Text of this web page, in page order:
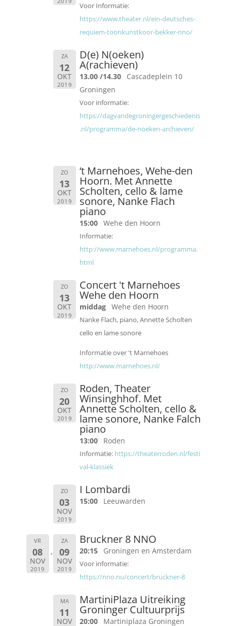
Voor Informatie:
https://www.theater.nl/ein-deutsches-
requiem-toonkunstkoor-bekker-nno/
ZA
12
OKT
2019
D(e) N(oeken)
A(rachieven)
13.00 /14.30
Cascadeplein 10
Groningen
Voor informatie:
https://dagvandegroningergeschiedenis
.nl/programma/de-noeken-archieven/
ZO
13
OKT
2019
‘t Marnehoes, Wehe-den
Hoorn. Met Annette
Scholten, cello & lame
sonore, Nanke Flach
piano
15:00 Wehe den Hoorn
Informatie:
http://www.marnehoes.nl/programma.
html
ZO
13
OKT
2019
Concert 't Marnehoes
Wehe den Hoorn
middag Wehe den Hoorn
Nanke Flach, piano, Annette Scholten
cello en lame sonore
Informatie over 't Marnehoes
http://www.marnehoes.nl/
ZO
20
OKT
2019
Roden, Theater
Winsinghhof. Met
Annette Scholten, cello &
lame sonore, Nanke Falch
piano
13:00 Roden
Informatie:https://theaterroden.nl/festi
val-klassiek
ZO
03
NOV
2019
I Lombardi
15:00 Leeuwarden
VR
08
NOV
2019
ZA
09
NOV
2019
Bruckner 8 NNO
20:15 Groningen en Amsterdam
Voor informatie:
https://nno.nu/concert/bruckner-8
MA
11
NOV
MartiniPlaza Uitreiking
Groninger Cultuurprijs
20:00 Martiniplaza Groningen